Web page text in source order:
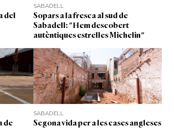
del
SABADELL
Sopars a la fresca al sud de
Sabadell: "Hem descobert
autèntiques estrelles Michelin"
de
SABADELL
Segona vida per a les cases angleses